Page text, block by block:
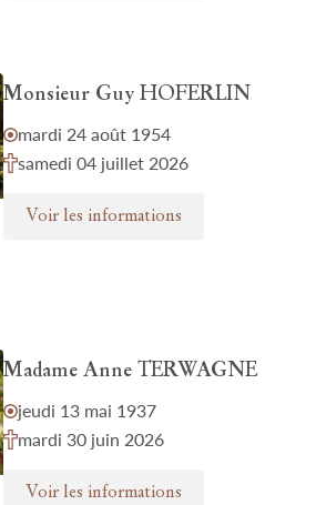
Monsieur Guy HOFERLIN
mardi 24 août 1954
samedi 04 juillet 2026
Voir les informations
Madame Anne TERWAGNE
jeudi 13 mai 1937
mardi 30 juin 2026
Voir les informations